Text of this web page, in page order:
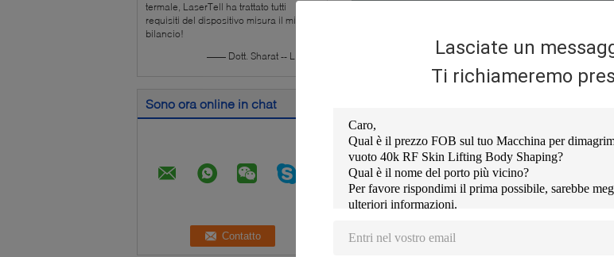
Lasciate un
Ti richiameremo
termale, LaserTell ha trattato tutti
requisiti del dispositivo misura il mio
bilancio!
—— Dott. Sharat -- L'India
Sono ora online in chat